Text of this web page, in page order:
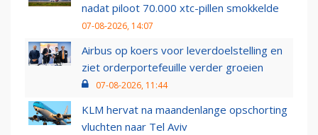
nadat piloot 70.000 xtc-pillen smokkelde
07-08-2026, 14:07
Airbus op koers voor leverdoelstelling en
ziet orderportefeuille verder groeien
07-08-2026, 11:44
KLM hervat na maandenlange opschorting
vluchten naar Tel Aviv